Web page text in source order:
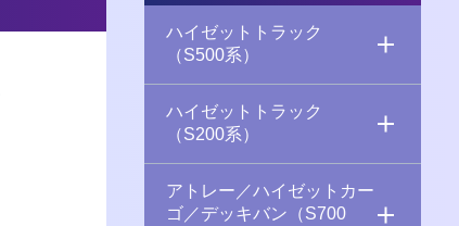
ハイゼットトラック
（S500系）
ハイゼットトラック
（S200系）
アトレー／ハイゼットカー
ゴ／デッキバン（S700